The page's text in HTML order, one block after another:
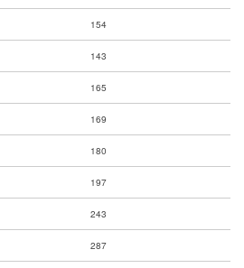
154
143
165
169
180
197
243
287